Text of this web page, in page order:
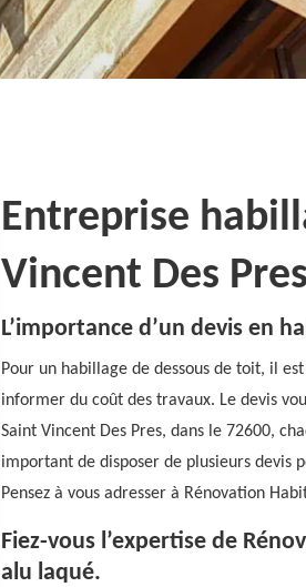
Entreprise
Vincent Des
L’importance d’un devis en
Pour un habillage de dessous de toit, il
informer du coût des travaux. Le devis
Saint Vincent Des Pres, dans le 72600,
important de disposer de plusieurs
Pensez à vous adresser à Rénovation
Fiez-vous l’expertise de
alu laqué.